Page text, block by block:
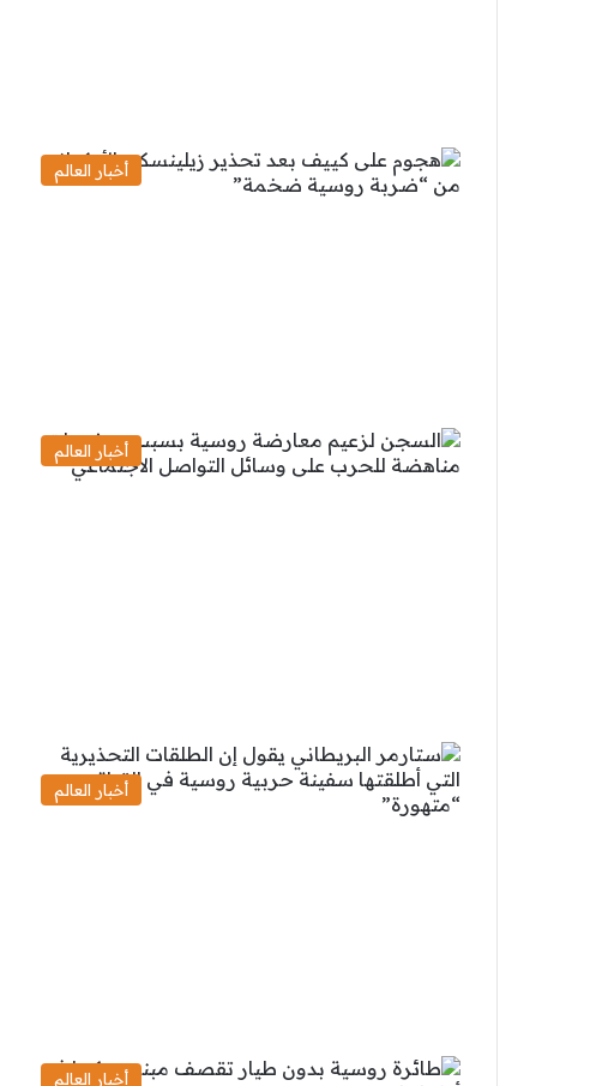
أخبار العالم
أخبار العالم
أخبار العالم
أخبار العالم